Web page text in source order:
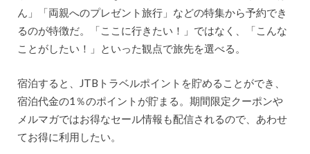
ん」「両親へのプレゼント旅行」などの特集から予約でき
るのが特徴だ。「ここに行きたい！」ではなく、「こんな
ことがしたい！」といった観点で旅先を選べる。
宿泊すると、JTBトラベルポイントを貯めることができ、
宿泊代金の1％のポイントが貯まる。期間限定クーポンや
メルマガではお得なセール情報も配信されるので、あわせ
てお得に利用したい。